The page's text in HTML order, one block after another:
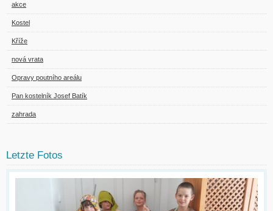
akce
Kostel
Kříže
nová vrata
Opravy poutního areálu
Pan kostelník Josef Batík
zahrada
Letzte Fotos